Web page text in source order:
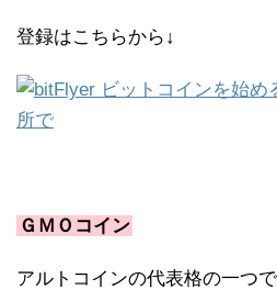
登録はこちらから↓
ＧＭＯコイン
アルトコインの代表格の一つ